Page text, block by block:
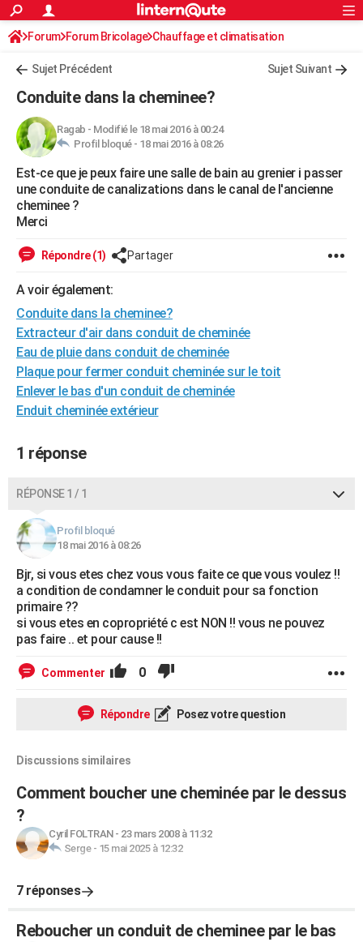
ACTUALITÉS
Politique
Société
Faits Divers
Education
Monde
Villes
+
FINANCE
Retraite
Impôts
Epargne
Immobilier
Risques naturels par ville
Banque
Assurance
Crédit
AUTO
Essais
Réserver un essai
Citadines
Berlines
SUV
Forum auto
+HIGH-TECH
Mobiles
Meilleur smartphone
Internet
Ordinateurs
Jeux vidéo
Guide high-tech
+BRICOLAGE
Forum
Aménagement intérieur
Extérieur
Cuisine
Salle de bains
Jardinage
Rangement
WEEK-END
LIFESTYLE
Art de vivre
Bien-être
Loisirs
Mode
Modes de vie
SANTE
Alimentation
Guide de la santé
Maladies
Médicaments
Sommeil
VOYAGE
Destinations
City break
Voyage nature
Voyage de noces
Forum
Climat
+PHOTO
GUIDES D'ACHAT
BONS PLANS
Dictionnaire
Biographies
Citations
Expressions
Proverbes
PROGRAMME TV
COPAINS D'AVANT
S'inscrire
Se connecter
Lycées
Collèges
Primaires
Universités
Entreprises
Service militaire
Avis de recherche
AVIS DE DÉCÈS
FORUM
Bricolage
Lifestyle
Culture
Sport
Auto
Television
Voyage
Cinema
Rechercher
S'inscrire
Connexion
Forum Forum Bricolage Chauffage et climatisation
Sujet Précédent Sujet Suivant
Conduite dans la cheminee?
Ragab - Modifié le 18 mai 2016 à 00:24
Profil bloqué - 18 mai 2016 à 08:26
Est-ce que je peux faire une salle de bain au grenier i passer
une conduite de canalizations dans le canal de l'ancienne
cheminee ?
Merci
Répondre (1) Partager
A voir également:
Conduite dans la cheminee?
Extracteur d'air dans conduit de cheminée
Eau de pluie dans conduit de cheminée
Plaque pour fermer conduit cheminée sur le toit
Enlever le bas d'un conduit de cheminée
Enduit cheminée extérieur
1 réponse
RÉPONSE 1 / 1
Profil bloqué
18 mai 2016 à 08:26
Bjr, si vous etes chez vous vous faite ce que vous voulez !!
a condition de condamner le conduit pour sa fonction
primaire ??
si vous etes en copropriété c est NON !! vous ne pouvez
pas faire .. et pour cause !!
Commenter 0
Répondre Posez votre question
Discussions similaires
Comment boucher une cheminée par le dessus
?
Cyril FOLTRAN- 23 mars 2008 à 11:32
Serge- 15 mai 2025 à 12:32
7 réponses
Reboucher un conduit de cheminee par le bas